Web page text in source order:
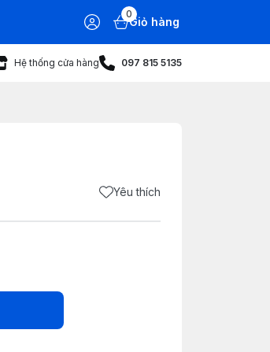
0
Giỏ hàng
Hệ thống cửa hàng 097 815 5135
Yêu thích